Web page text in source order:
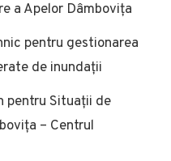
a Apelor Dâmbovița
pentru gestionarea
de inundații
pentru Situații de
– Centrul